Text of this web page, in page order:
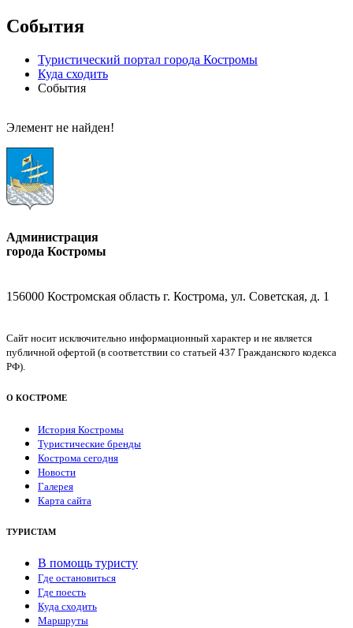
События
Туристический портал города Костромы
Куда сходить
События
Элемент не найден!
Администрация
города Костромы
156000 Костромская область г. Кострома, ул. Советская, д. 1
Сайт носит исключительно информационный характер и не является
публичной офертой (в соответствии со статьей 437 Гражданского кодекса
РФ).
О КОСТРОМЕ
История Костромы
Туристические бренды
Кострома сегодня
Новости
Галерея
Карта сайта
ТУРИСТАМ
В помощь туристу
Где остановиться
Где поесть
Куда сходить
Маршруты